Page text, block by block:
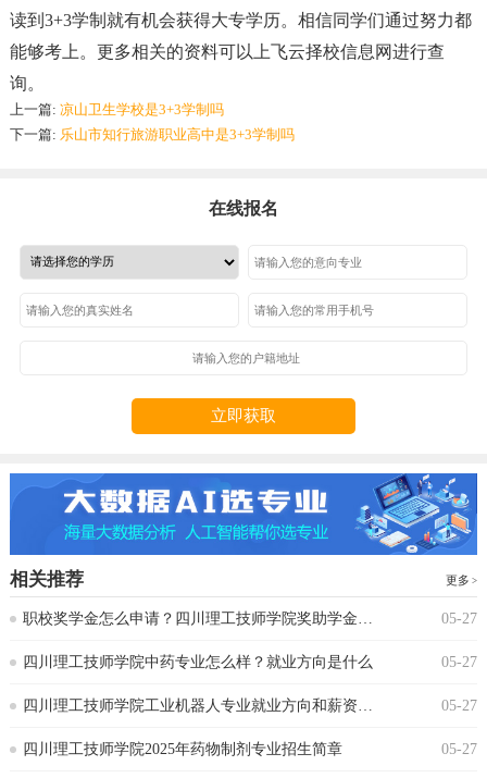
读到3+3学制就有机会获得大专学历。相信同学们通过努力都
能够考上。更多相关的资料可以上飞云择校信息网进行查
询。
上一篇: 凉山卫生学校是3+3学制吗
下一篇: 乐山市知行旅游职业高中是3+3学制吗
在线报名
立即获取
相关推荐 更多
‌职校奖学金怎么申请？四川理工技师学院奖助学金政策 05-27
‌四川理工技师学院中药专业怎么样？就业方向是什么 05-27
四川理工技师学院工业机器人专业就业方向和薪资水平 05-27
四川理工技师学院2025年药物制剂专业招生简章 05-27